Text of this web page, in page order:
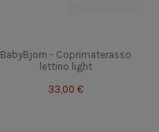
BabyBjorn - Coprimaterasso
lettino light
33,00 €